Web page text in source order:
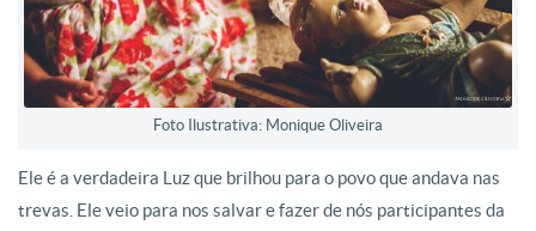
Foto Ilustrativa: Monique Oliveira
Ele é a verdadeira Luz que brilhou para o povo que andava nas
trevas. Ele veio para nos salvar e fazer de nós participantes da